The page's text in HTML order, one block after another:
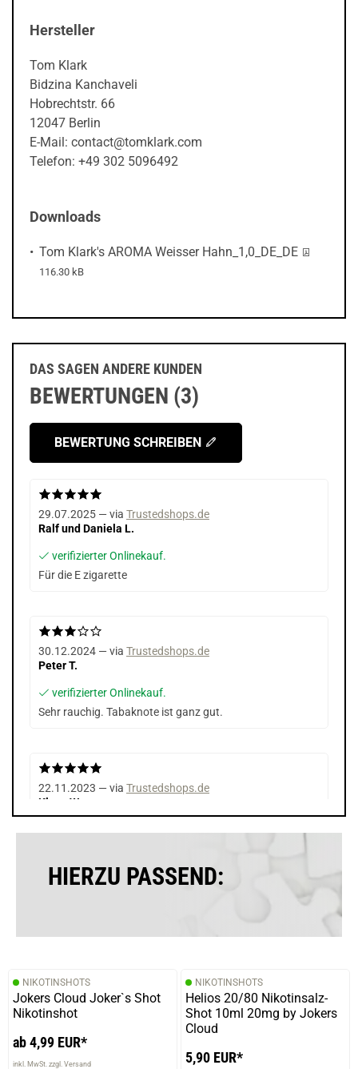
Hersteller
Tom Klark
Bidzina Kanchaveli
Hobrechtstr. 66
12047 Berlin
E-Mail: contact@tomklark.com
Telefon: +49 302 5096492
Downloads
Tom Klark's AROMA Weisser Hahn_1,0_DE_DE
116.30 kB
DAS SAGEN ANDERE KUNDEN
BEWERTUNGEN (3)
BEWERTUNG SCHREIBEN
29.07.2025 — via Trustedshops.de
Ralf und Daniela L.
verifizierter Onlinekauf.
Für die E zigarette
30.12.2024 — via Trustedshops.de
Peter T.
verifizierter Onlinekauf.
Sehr rauchig. Tabaknote ist ganz gut.
22.11.2023 — via Trustedshops.de
Klaus W.
HIERZU PASSEND:
NIKOTINSHOTS
Jokers Cloud Joker`s Shot
Nikotinshot
ab 4,99 EUR*
inkl. MwSt. zzgl. Versand
NIKOTINSHOTS
Helios 20/80 Nikotinsalz-
Shot 10ml 20mg by Jokers
Cloud
5,90 EUR*